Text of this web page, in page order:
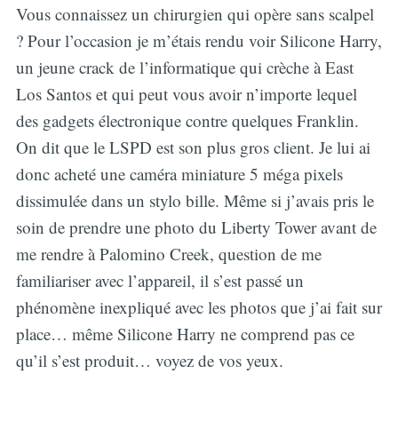
Vous connaissez un chirurgien qui opère sans scalpel
? Pour l’occasion je m’étais rendu voir Silicone Harry,
un jeune crack de l’informatique qui crèche à East
Los Santos et qui peut vous avoir n’importe lequel
des gadgets électronique contre quelques Franklin.
On dit que le LSPD est son plus gros client. Je lui ai
donc acheté une caméra miniature 5 méga pixels
dissimulée dans un stylo bille. Même si j’avais pris le
soin de prendre une photo du Liberty Tower avant de
me rendre à Palomino Creek, question de me
familiariser avec l’appareil, il s’est passé un
phénomène inexpliqué avec les photos que j’ai fait sur
place… même Silicone Harry ne comprend pas ce
qu’il s’est produit… voyez de vos yeux.